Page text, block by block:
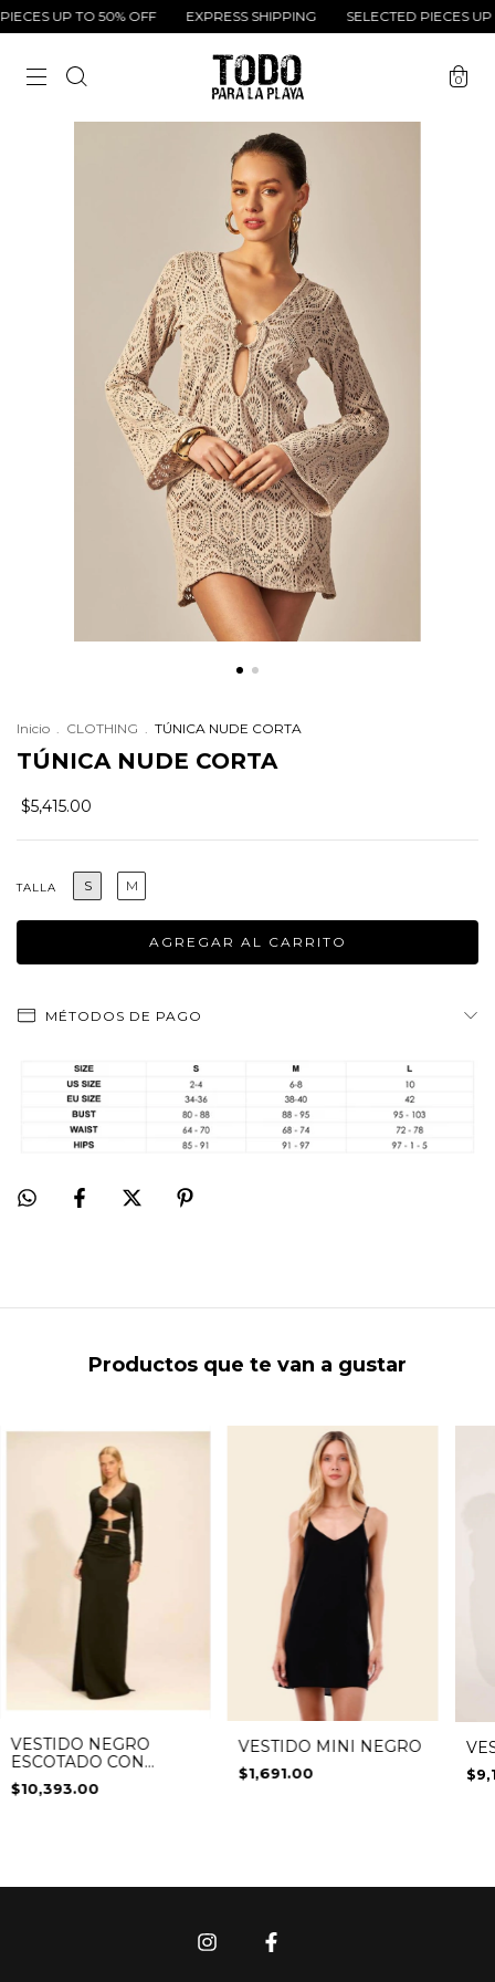
UP TO 50% OFF EXPRESS SHIPPING SELECTED PIECES UP
0
Inicio . CLOTHING . TÚNICA NUDE CORTA
TÚNICA NUDE CORTA
$5,415.00
TALLA S M
MÉTODOS DE PAGO
Productos que te van a gustar
VESTIDO NEGRO
ESCOTADO CON
APLICACIONES
DORADAS Y
$10,393.00
VESTIDO MINI NEGRO
$1,691.00